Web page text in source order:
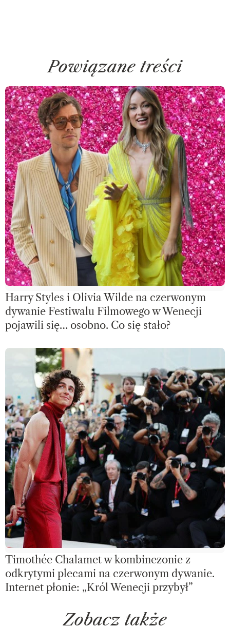
Powiązane treści
Harry Styles i Olivia Wilde na czerwonym
dywanie Festiwalu Filmowego w Wenecji
pojawili się… osobno. Co się stało?
Timothée Chalamet w kombinezonie z
odkrytymi plecami na czerwonym dywanie.
Internet płonie: „Król Wenecji przybył”
Zobacz także